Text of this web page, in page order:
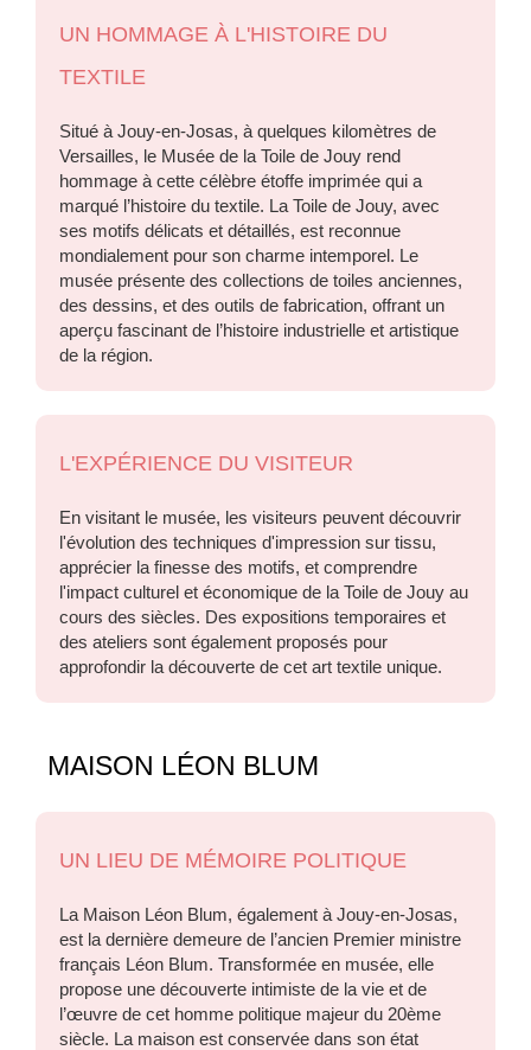
UN HOMMAGE À L'HISTOIRE DU
TEXTILE
Situé à Jouy-en-Josas, à quelques kilomètres de
Versailles, le Musée de la Toile de Jouy rend
hommage à cette célèbre étoffe imprimée qui a
marqué l’histoire du textile. La Toile de Jouy, avec
ses motifs délicats et détaillés, est reconnue
mondialement pour son charme intemporel. Le
musée présente des collections de toiles anciennes,
des dessins, et des outils de fabrication, offrant un
aperçu fascinant de l’histoire industrielle et artistique
de la région.
L'EXPÉRIENCE DU VISITEUR
En visitant le musée, les visiteurs peuvent découvrir
l'évolution des techniques d'impression sur tissu,
apprécier la finesse des motifs, et comprendre
l'impact culturel et économique de la Toile de Jouy au
cours des siècles. Des expositions temporaires et
des ateliers sont également proposés pour
approfondir la découverte de cet art textile unique.
MAISON LÉON BLUM
UN LIEU DE MÉMOIRE POLITIQUE
La Maison Léon Blum, également à Jouy-en-Josas,
est la dernière demeure de l’ancien Premier ministre
français Léon Blum. Transformée en musée, elle
propose une découverte intimiste de la vie et de
l’œuvre de cet homme politique majeur du 20ème
siècle. La maison est conservée dans son état